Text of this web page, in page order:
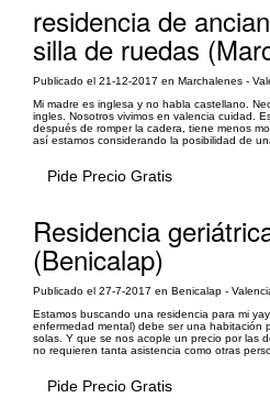
residencia de
silla de ruedas
Publicado el 21-12-2017 en Marchalenes -
Mi madre es inglesa y no habla castellano.
ingles. Nosotros vivimos en valencia cuidad.
después de romper la cadera, tiene menos
así estamos considerando la posibilidad de
Pide Precio Gratis
Residencia
(Benicalap)
Publicado el 27-7-2017 en Benicalap -
Estamos buscando una residencia para mi
enfermedad mental) debe ser una habitación
solas. Y que se nos acople un precio por las
no requieren tanta asistencia como otras
Pide Precio Gratis